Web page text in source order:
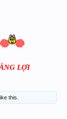
LỢI
this.